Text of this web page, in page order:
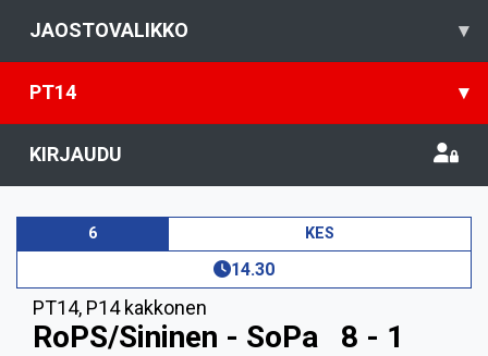
JAOSTOVALIKKO ▾
PT14 ▾
KIRJAUDU
6 KES
14.30
PT14, P14 kakkonen
RoPS/Sininen - SoPa 8 - 1